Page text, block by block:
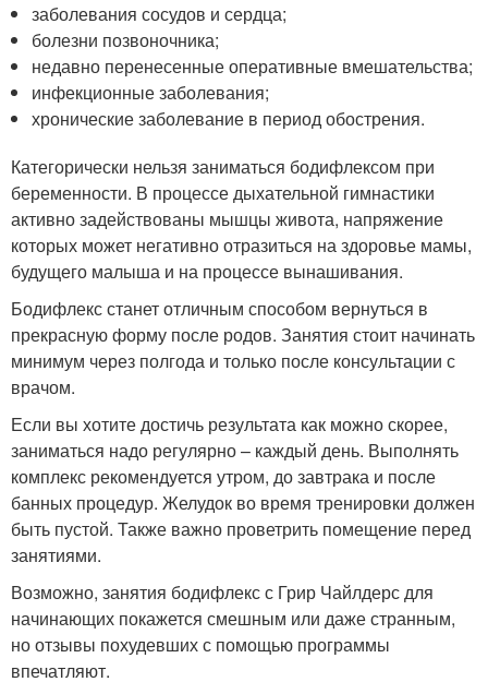
заболевания сосудов и сердца;
болезни позвоночника;
недавно перенесенные оперативные вмешательства;
инфекционные заболевания;
хронические заболевание в период обострения.
Категорически нельзя заниматься бодифлексом при
беременности. В процессе дыхательной гимнастики
активно задействованы мышцы живота, напряжение
которых может негативно отразиться на здоровье мамы,
будущего малыша и на процессе вынашивания.
Бодифлекс станет отличным способом вернуться в
прекрасную форму после родов. Занятия стоит начинать
минимум через полгода и только после консультации с
врачом.
Если вы хотите достичь результата как можно скорее,
заниматься надо регулярно – каждый день. Выполнять
комплекс рекомендуется утром, до завтрака и после
банных процедур. Желудок во время тренировки должен
быть пустой. Также важно проветрить помещение перед
занятиями.
Возможно, занятия бодифлекс с Грир Чайлдерс для
начинающих покажется смешным или даже странным,
но отзывы похудевших с помощью программы
впечатляют.